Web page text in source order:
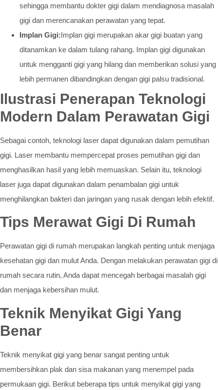
sehingga membantu dokter gigi dalam mendiagnosa masalah
gigi dan merencanakan perawatan yang tepat.
Implan Gigi:Implan gigi merupakan akar gigi buatan yang
ditanamkan ke dalam tulang rahang. Implan gigi digunakan
untuk mengganti gigi yang hilang dan memberikan solusi yang
lebih permanen dibandingkan dengan gigi palsu tradisional.
Ilustrasi Penerapan Teknologi
Modern Dalam Perawatan Gigi
Sebagai contoh, teknologi laser dapat digunakan dalam pemutihan
gigi. Laser membantu mempercepat proses pemutihan gigi dan
menghasilkan hasil yang lebih memuaskan. Selain itu, teknologi
laser juga dapat digunakan dalam penambalan gigi untuk
menghilangkan bakteri dan jaringan yang rusak dengan lebih efektif.
Tips Merawat Gigi Di Rumah
Perawatan gigi di rumah merupakan langkah penting untuk menjaga
kesehatan gigi dan mulut Anda. Dengan melakukan perawatan gigi di
rumah secara rutin, Anda dapat mencegah berbagai masalah gigi
dan menjaga kebersihan mulut.
Teknik Menyikat Gigi Yang
Benar
Teknik menyikat gigi yang benar sangat penting untuk
membersihkan plak dan sisa makanan yang menempel pada
permukaan gigi. Berikut beberapa tips untuk menyikat gigi yang